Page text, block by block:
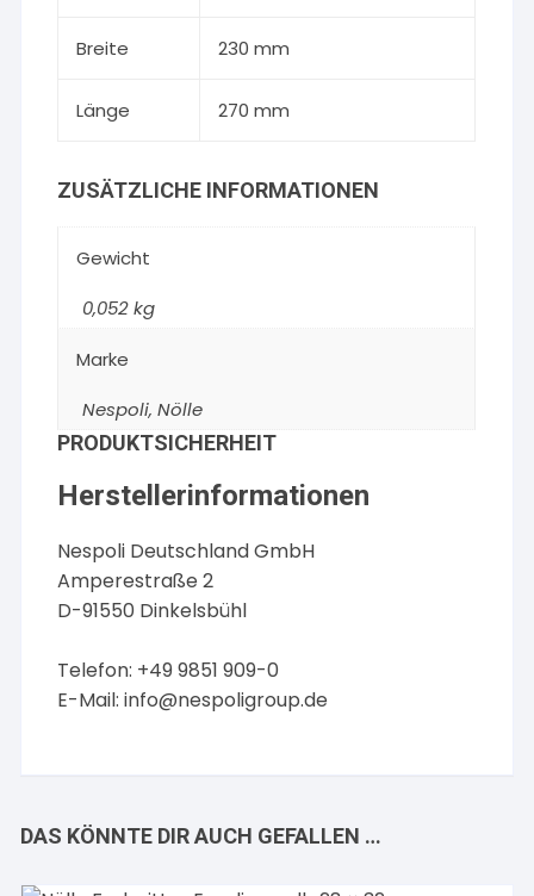
Breite 230 mm
Länge 270 mm
ZUSÄTZLICHE INFORMATIONEN
Gewicht
0,052 kg
Marke
Nespoli,Nölle
PRODUKTSICHERHEIT
Herstellerinformationen
Nespoli Deutschland GmbH
Amperestraße 2
D-91550 Dinkelsbühl
Telefon: +49 9851 909-0
E-Mail:info@nespoligroup.de
DAS KÖNNTE DIR AUCH GEFALLEN …